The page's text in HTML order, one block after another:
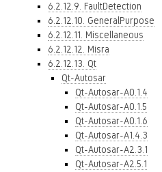
6.2.12.9. FaultDetection
6.2.12.10. GeneralPurpose
6.2.12.11. Miscellaneous
6.2.12.12. Misra
6.2.12.13. Qt
Qt-Autosar
Qt-Autosar-A0.1.4
Qt-Autosar-A0.1.5
Qt-Autosar-A0.1.6
Qt-Autosar-A1.4.3
Qt-Autosar-A2.3.1
Qt-Autosar-A2.5.1